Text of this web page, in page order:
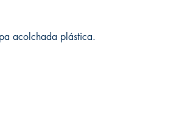
acolchada plástica.